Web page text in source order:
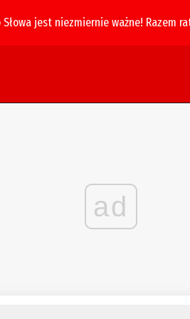
jest niezmiernie ważne! Razem
ad